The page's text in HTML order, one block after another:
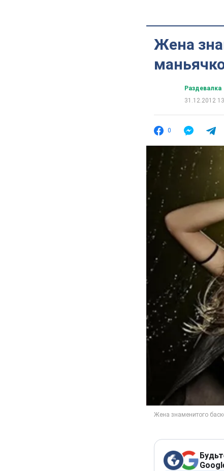
Жена
Раздевалка
31.12.2012
0